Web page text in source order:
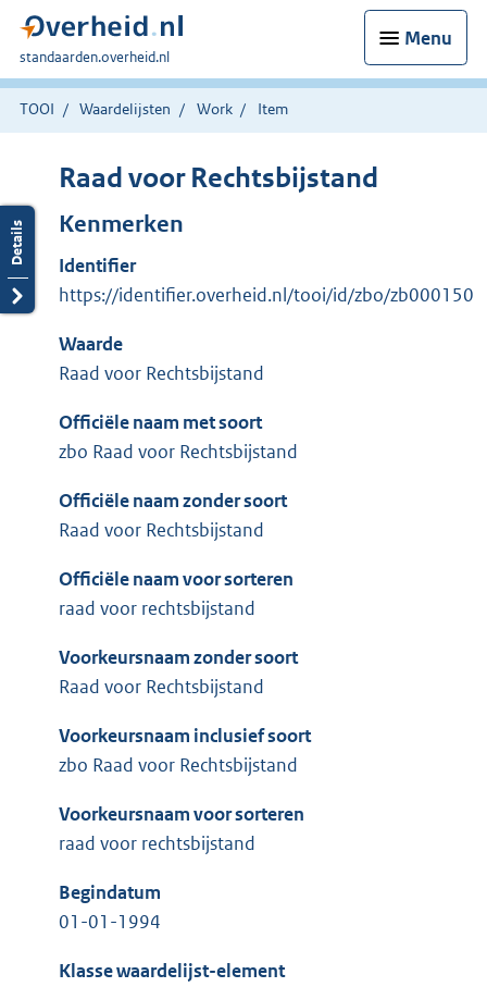
Menu
U
bent
hier:
standaarden.overheid.nl
TOOI Waardelijsten Work Item
Raad voor Rechtsbijstand
Kenmerken
Identifier
https://identifier.overheid.nl/tooi/id/zbo/zb000150
Waarde
Raad voor Rechtsbijstand
Officiële naam met soort
zbo Raad voor Rechtsbijstand
Officiële naam zonder soort
Raad voor Rechtsbijstand
Officiële naam voor sorteren
raad voor rechtsbijstand
Voorkeursnaam zonder soort
Raad voor Rechtsbijstand
Voorkeursnaam inclusief soort
zbo Raad voor Rechtsbijstand
Voorkeursnaam voor sorteren
raad voor rechtsbijstand
Begindatum
01-01-1994
Klasse waardelijst-element